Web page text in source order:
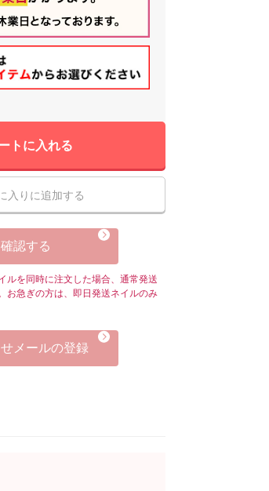
トに入れる
入りに追加する
認する
ルを同時に注文した場合、通常発送
お急ぎの方は、即日発送ネイルのみ
メールの登録